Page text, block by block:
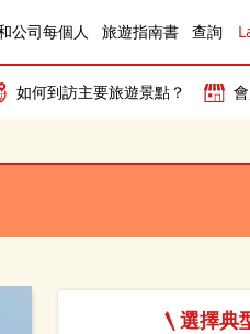
公司每個人 旅遊指南書 查詢
如何到訪主要旅遊景點？
選擇典